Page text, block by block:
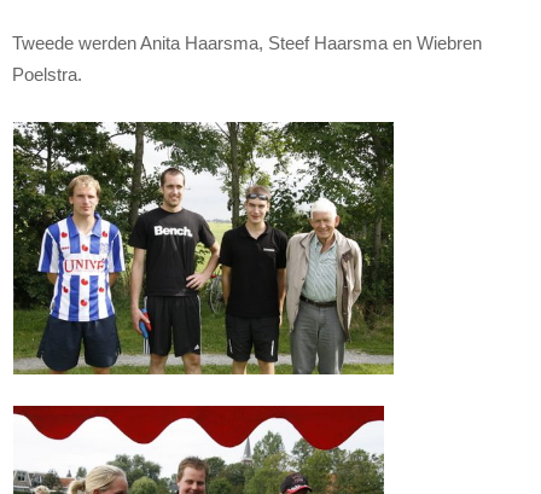
Tweede werden Anita Haarsma, Steef Haarsma en Wiebren
Poelstra.